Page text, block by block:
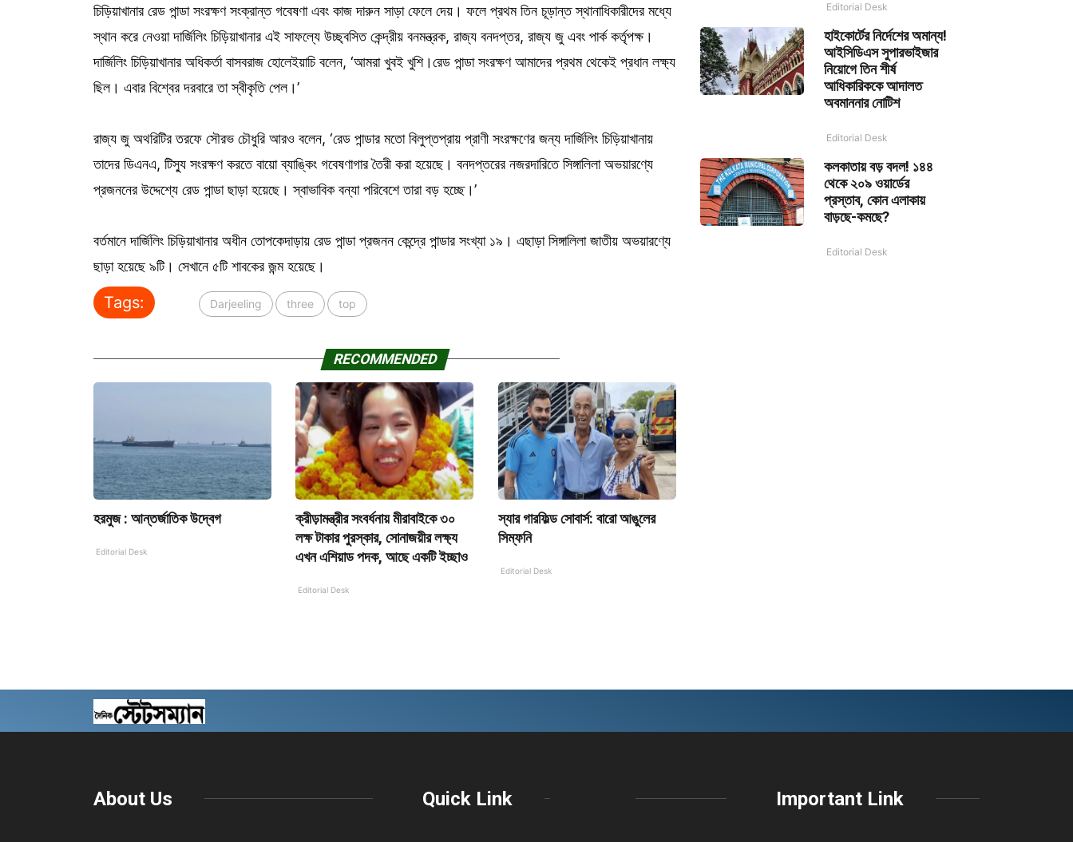
চিড়িয়াখানার রেড পান্ডা সংরক্ষণ সংক্রান্ত গবেষণা এবং কাজ দারুন সাড়া ফেলে দেয়। ফলে প্রথম তিন চূড়ান্ত স্থানাধিকারীদের মধ্যে
স্থান করে নেওয়া দার্জিলিং চিড়িয়াখানার এই সাফল্যে উচ্ছ্বসিত কেন্দ্রীয় বনমন্ত্রক, রাজ্য বনদপ্তর, রাজ্য জু এবং পার্ক কর্তৃপক্ষ।
দার্জিলিং চিড়িয়াখানার অধিকর্তা বাসবরাজ হোলেইয়াচি বলেন, ‘আমরা খুবই খুশি।রেড পান্ডা সংরক্ষণ আমাদের প্রথম থেকেই প্রধান লক্ষ্য
ছিল। এবার বিশ্বের দরবারে তা স্বীকৃতি পেল।’
রাজ্য জু অথরিটির তরফে সৌরভ চৌধুরি আরও বলেন, ‘রেড পান্ডার মতো বিলুপ্তপ্রায় প্রাণী সংরক্ষণের জন্য দার্জিলিং চিড়িয়াখানায়
তাদের ডিএনএ, টিস্যু সংরক্ষণ করতে বায়ো ব্যাঙ্কিং গবেষণাগার তৈরী করা হয়েছে। বনদপ্তরের নজরদারিতে সিঙ্গালিলা অভয়ারণ্যে
প্রজননের উদ্দেশ্যে রেড পান্ডা ছাড়া হয়েছে। স্বাভাবিক বন্যা পরিবেশে তারা বড় হচ্ছে।’
বর্তমানে দার্জিলিং চিড়িয়াখানার অধীন তোপকেদাড়ায় রেড পান্ডা প্রজনন কেন্দ্রে পান্ডার সংখ্যা ১৯। এছাড়া সিঙ্গালিলা জাতীয় অভয়ারণ্যে
ছাড়া হয়েছে ৯টি। সেখানে ৫টি শাবকের জন্ম হয়েছে।
Tags: Darjeeling three top
RECOMMENDED
হরমুজ : আন্তর্জাতিক উদ্বেগ
Editorial Desk
ক্রীড়ামন্ত্রীর সংবর্ধনায় মীরাবাইকে ৩০
লক্ষ টাকার পুরস্কার, সোনাজয়ীর লক্ষ্য
এখন এশিয়াড পদক, আছে একটি ইচ্ছাও
Editorial Desk
স্যার গারফিল্ড সোবার্স: বারো আঙুলের
সিম্ফনি
Editorial Desk
Editorial Desk
হাইকোর্টের নির্দেশের অমান্য!
আইসিডিএস সুপারভাইজার
নিয়োগে তিন শীর্ষ
আধিকারিককে আদালত
অবমাননার নোটিশ
Editorial Desk
কলকাতায় বড় বদল! ১৪৪
থেকে ২০৯ ওয়ার্ডের
প্রস্তাব, কোন এলাকায়
বাড়ছে-কমছে?
Editorial Desk
About Us Quick Link Important Link